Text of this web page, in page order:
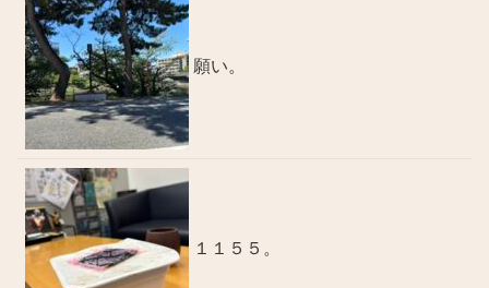
願い。
１１５５。